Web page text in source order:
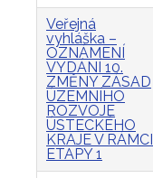
Veřejná
vyhláška –
OZNÁMENÍ
VYDÁNÍ 10.
ZMĚNY ZÁSAD
ÚZEMNÍHO
ROZVOJE
ÚSTECKÉHO
KRAJE V RÁMCI
ETAPY 1